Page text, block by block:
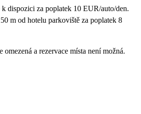
dispozici za poplatek 10 EUR/auto/den.
m od hotelu parkoviště za poplatek 8
omezená a rezervace místa není možná.